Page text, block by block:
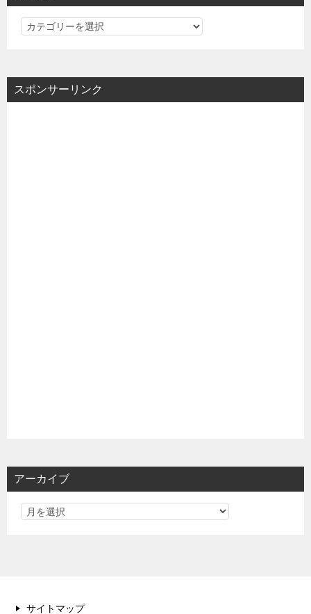
カ
リ
ー
スポンサーリンク
アーカイブ
サイトマップ